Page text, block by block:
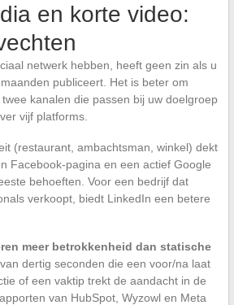
en korte video:
netwerk hebben, heeft geen zin als u
publiceert. Het is beter om
kanalen die passen bij uw doelgroep
vijf platforms.
(restaurant, ambachtsman, winkel) dekt
Facebook-pagina en een actief Google
behoeften. Voor een bedrijf dat
verkoopt, biedt LinkedIn een betere
meer betrokkenheid dan statische
van dertig seconden die een voor/na laat
of een vaktip trekt de aandacht in de
van HubSpot, Wyzowl en Meta